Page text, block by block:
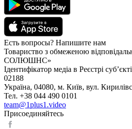
Есть вопросы? Напишите нам
Товариство з обмеженою
СОЛЮШНС»
Ідентифікатор медіа в Реєстрі
02188
Україна, 04080, м. Київ, вул.
Тел. +38 044 490 0101
team@1plus1.video
Присоединяйтесь